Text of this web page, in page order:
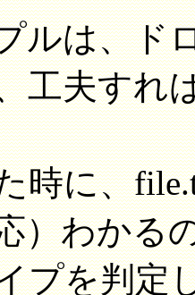
ルは、ド
工夫すれ
時に、
）わかる
プを判定